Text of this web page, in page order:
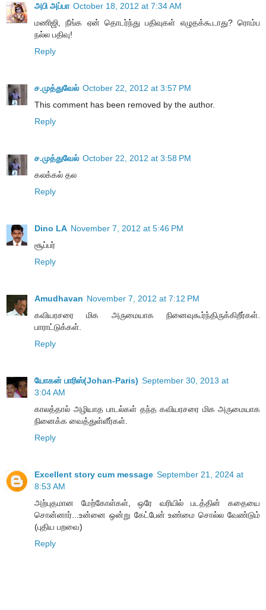
அபி அப்பா October 18, 2012 at 7:34 AM
மணிஜி, நீங்க ஏன் தொடர்ந்து பதிவுகள் எழுதக்கூடாது? ரொம்ப
நல்ல பதிவு!
Reply
ச.முத்துவேல் October 22, 2012 at 3:57 PM
This comment has been removed by the author.
Reply
ச.முத்துவேல் October 22, 2012 at 3:58 PM
கலக்கல் தல
Reply
Dino LA November 7, 2012 at 5:46 PM
சூப்பர்
Reply
Amudhavan November 7, 2012 at 7:12 PM
கவியரசரை மிக அருமையாக நினைவுகூர்ந்திருக்கிறீர்கள்.
பாராட்டுக்கள்.
Reply
யோகன் பாரிஸ்(Johan-Paris) September 30, 2013 at
3:04 AM
காலத்தால் அழியாத பாடல்கள் தந்த கவியரசரை மிக அருமையாக
நினைக்க வைத்துள்ளீர்கள்.
Reply
Excellent story cum message September 21, 2024 at
8:53 AM
அற்புதமான மேற்கோள்கள், ஒரே வரியில் படத்தின் கதையை
சொன்னார்...உன்னை ஒன்று கேட்பேன் உண்மை சொல்ல வேண்டும்
(புதிய பறவை)
Reply